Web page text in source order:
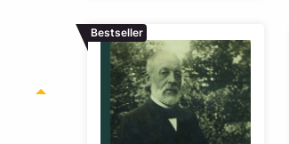
Bestseller